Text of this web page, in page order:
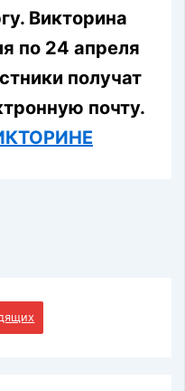
Викторина
по 24 апреля
получат
почту.